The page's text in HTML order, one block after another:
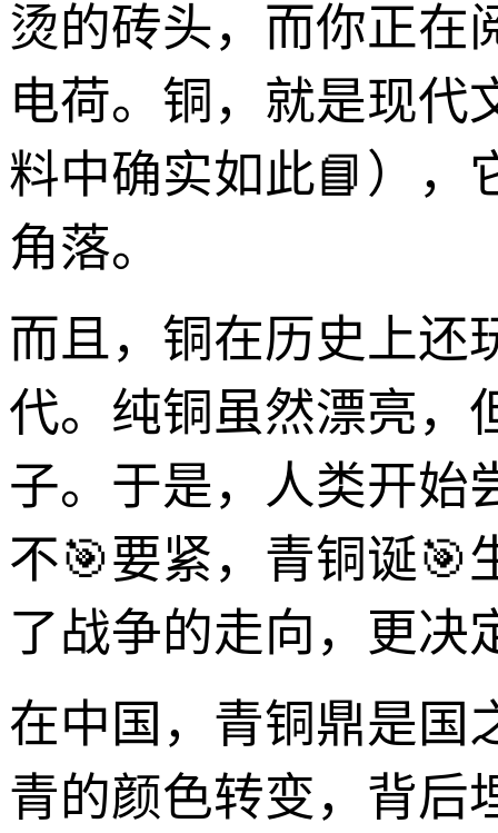
烫的砖头，而你正在
电荷。铜，就是现代
料中确实如此📘），
角落。
而且，铜在历史上还
代。纯铜虽然漂亮，
子。于是，人类开始
不🎯要紧，青铜诞🎯
了战争的走向，更决
在中国，青铜鼎是国
青的颜色转变，背后